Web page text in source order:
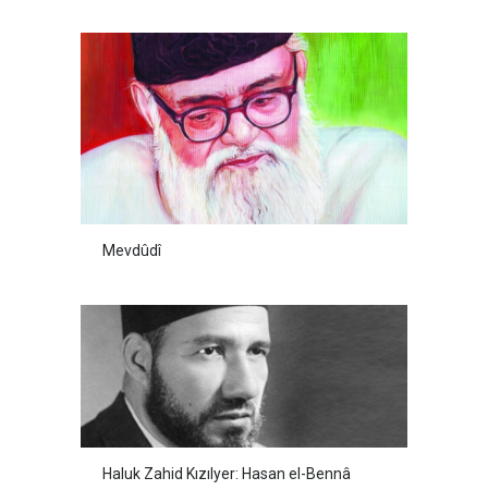
Mevdûdî
Haluk Zahid Kızılyer: Hasan el-Bennâ